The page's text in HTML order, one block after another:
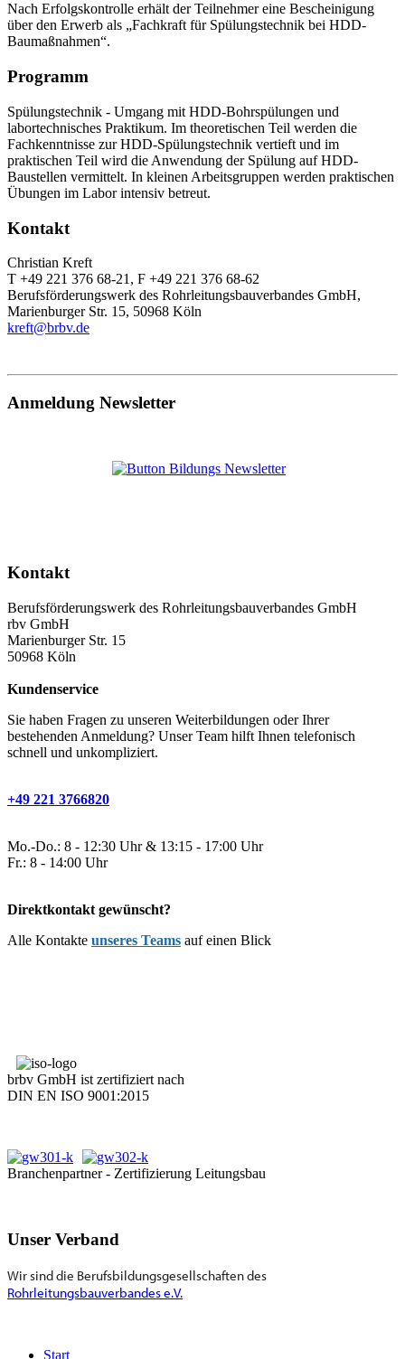
Nach Erfolgskontrolle erhält der Teilnehmer eine Bescheinigung
über den Erwerb als „Fachkraft für Spülungstechnik bei HDD-
Baumaßnahmen“.
Programm
Spülungstechnik - Umgang mit HDD-Bohrspülungen und
labortechnisches Praktikum. Im theoretischen Teil werden die
Fachkenntnisse zur HDD-Spülungstechnik vertieft und im
praktischen Teil wird die Anwendung der Spülung auf HDD-
Baustellen vermittelt. In kleinen Arbeitsgruppen werden praktischen
Übungen im Labor intensiv betreut.
Kontakt
Christian Kreft
T +49 221 376 68-21, F +49 221 376 68-62
Berufsförderungswerk des Rohrleitungsbauverbandes GmbH,
Marienburger Str. 15, 50968 Köln
kreft@brbv.de
Anmeldung Newsletter
Kontakt
Berufsförderungswerk des Rohrleitungsbauverbandes GmbH
rbv GmbH
Marienburger Str. 15
50968 Köln
Kundenservice
Sie haben Fragen zu unseren Weiterbildungen oder Ihrer
bestehenden Anmeldung? Unser Team hilft Ihnen telefonisch
schnell und unkompliziert.
+49 221 3766820
Mo.-Do.: 8 - 12:30 Uhr & 13:15 - 17:00 Uhr
Fr.: 8 - 14:00 Uhr
Direktkontakt gewünscht?
Alle Kontakte unseres Teams auf einen Blick
brbv GmbH ist zertifiziert nach
DIN EN ISO 9001:2015
Branchenpartner - Zertifizierung Leitungsbau
Unser Verband
Wir sind die Berufsbildungsgesellschaften des
Rohrleitungsbauverbandes e.V.
Start